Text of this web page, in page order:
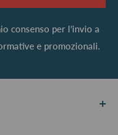
consenso per l’invio a
e promozionali.